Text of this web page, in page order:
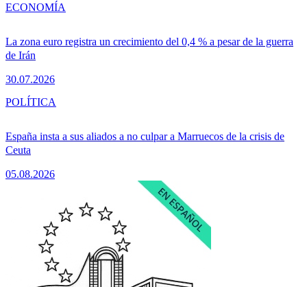
La zona euro registra un crecimiento del 0,4 % a pesar de la guerra
de Irán
30.07.2026
ECONOMÍA
España insta a sus aliados a no culpar a Marruecos de la crisis de
Ceuta
05.08.2026
POLÍTICA